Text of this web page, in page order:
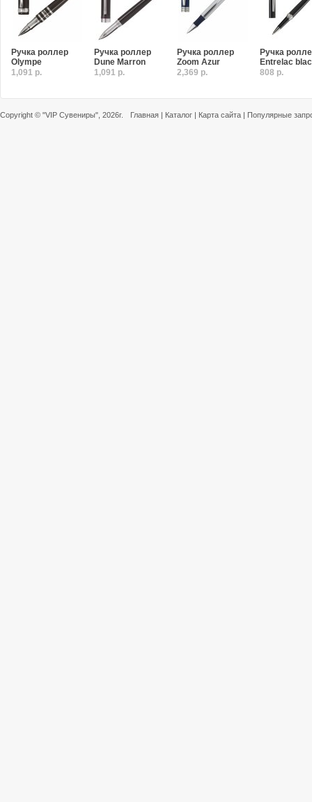
Ручка роллер
Olympe
1,091 р.
Ручка роллер
Dune Marron
1,091 р.
Ручка роллер
Zoom Azur
2,369 р.
Ручка
Entrelac
808 р.
Copyright © "VIP Сувениры" , 2026г. Главная | Каталог | Карта сайта | Популярные